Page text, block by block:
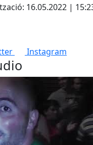
16.05.2022 |
Instagram